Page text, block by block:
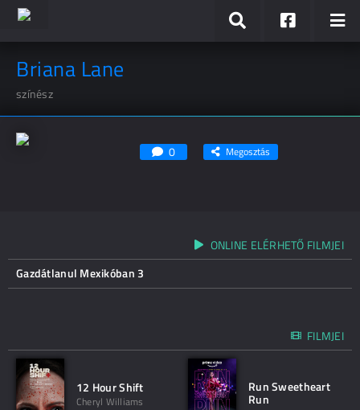
Briana Lane
színész
0 Megosztás
ONLINE ELÉRHETŐ FILMJEI
Gazdátlanul Mexikóban 3
FILMJEI
12 Hour Shift
Cheryl Williams
Run Sweetheart
Run